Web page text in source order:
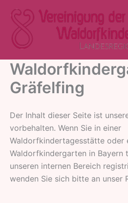
Inhalt
springen
Gräfelfing
Der Inhalt dieser Seite ist
vorbehalten. Wenn Sie in einer
Waldorfkindertagesstätte oder
Waldorfkindergarten in Bayern
unseren internen Bereich
wenden Sie sich bitte an unser